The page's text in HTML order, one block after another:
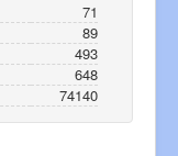
71
89
493
648
74140